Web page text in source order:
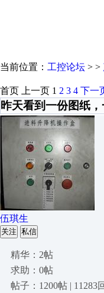
当前位置： 工控论坛 > >
首页 上一页 1 2 3 4 下一
昨天看到一份图纸
伍琪生
关注 私信
精华：2帖
求助：0帖
帖子：1200帖 | 11283